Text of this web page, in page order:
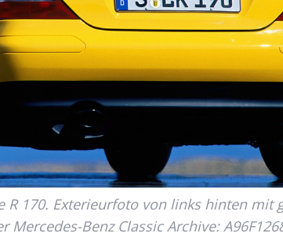
R 170. Exterieurfoto von links hinten mit
Mercedes-Benz Classic Archive: